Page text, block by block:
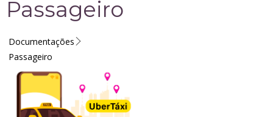
Passageiro
Documentações
Passageiro